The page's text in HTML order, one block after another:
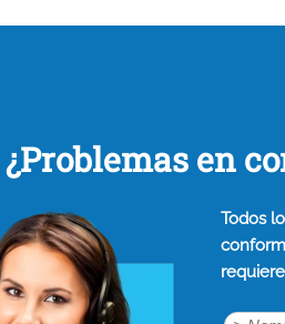
¿Problemas en
Todos